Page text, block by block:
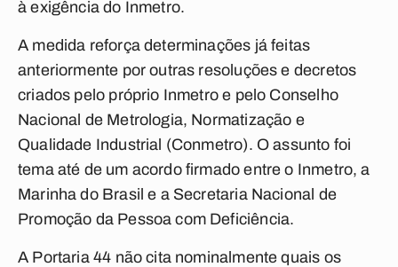
à exigência do Inmetro.
A medida reforça determinações já feitas
anteriormente por outras resoluções e decretos
criados pelo próprio Inmetro e pelo Conselho
Nacional de Metrologia, Normatização e
Qualidade Industrial (Conmetro). O assunto foi
tema até de um acordo firmado entre o Inmetro, a
Marinha do Brasil e a Secretaria Nacional de
Promoção da Pessoa com Deficiência.
A Portaria 44 não cita nominalmente quais os